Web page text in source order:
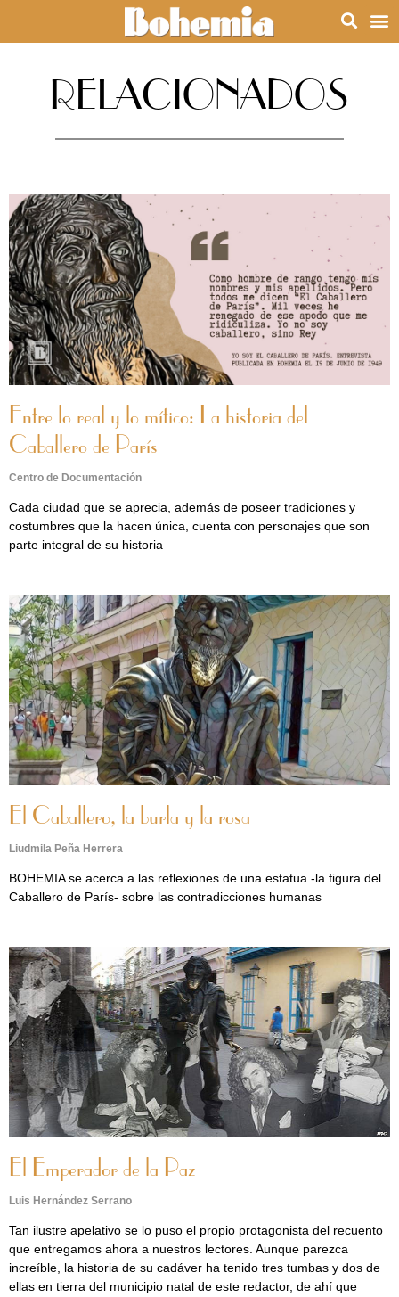
RELACIONADOS
Entre lo real y lo mítico: La historia del
Caballero de París
Centro de Documentación
Cada ciudad que se aprecia, además de poseer tradiciones y
costumbres que la hacen única, cuenta con personajes que son
parte integral de su historia
El Caballero, la burla y la rosa
Liudmila Peña Herrera
BOHEMIA se acerca a las reflexiones de una estatua -la figura del
Caballero de París- sobre las contradicciones humanas
El Emperador de la Paz
Luis Hernández Serrano
Tan ilustre apelativo se lo puso el propio protagonista del recuento
que entregamos ahora a nuestros lectores. Aunque parezca
increíble, la historia de su cadáver ha tenido tres tumbas y dos de
ellas en tierra del municipio natal de este redactor, de ahí que